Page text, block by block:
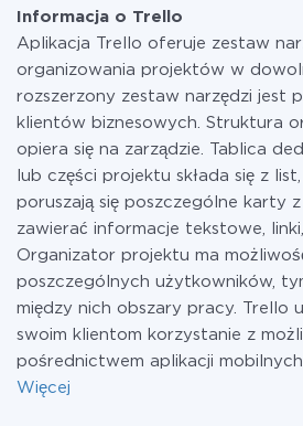
w razie potrzeby przełączyć się na
informacji otaryfach
Informacja o Trello
Aplikacja Trello oferuje zestaw
organizowania projektów w
rozszerzony zestaw narzędzi jest
klientów biznesowych. Struktura
opiera się na zarządzie. Tablica
lub części projektu składa się z
poruszają się poszczególne karty
zawierać informacje tekstowe,
Organizator projektu ma
poszczególnych użytkowników,
między nich obszary pracy. Trello
swoim klientom korzystanie z
pośrednictwem aplikacji mobilnych
Więcej